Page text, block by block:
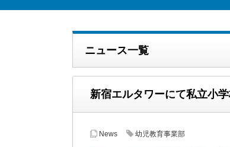
ニュース一覧
新宿エルタワーにて私立小
News 幼児教育事業部